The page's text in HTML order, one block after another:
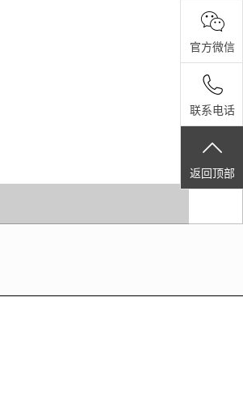
官方微信
联系电话
返回顶部